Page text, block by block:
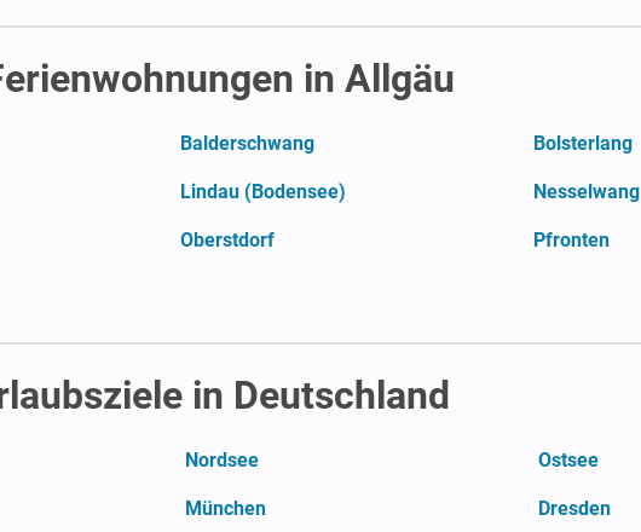
in Allgäu
Balderschwang Bolsterlang
Lindau (Bodensee) Nesselwang
Oberstdorf Pfronten
in Deutschland
Nordsee Ostsee
München Dresden